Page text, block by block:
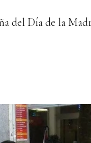
del Día de la